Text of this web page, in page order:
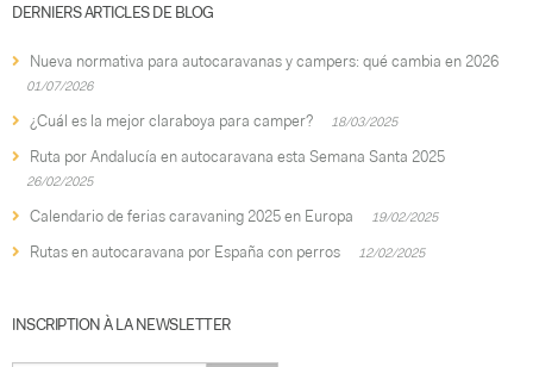
DERNIERS ARTICLES DE BLOG
Nueva normativa para autocaravanas y campers: qué cambia en 2026
01/07/2026
¿Cuál es la mejor claraboya para camper? 18/03/2025
Ruta por Andalucía en autocaravana esta Semana Santa 2025
26/02/2025
Calendario de ferias caravaning 2025 en Europa 19/02/2025
Rutas en autocaravana por España con perros 12/02/2025
INSCRIPTION À LA NEWSLETTER